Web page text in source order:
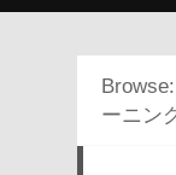
Browse:
ーニン